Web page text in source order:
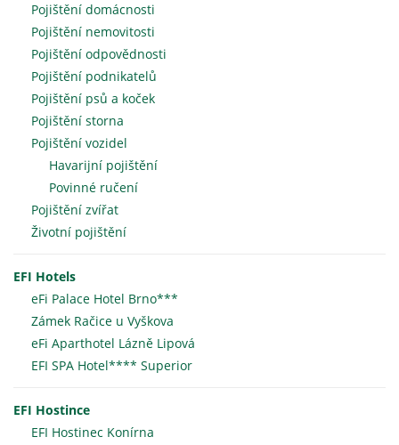
Pojištění domácnosti
Pojištění nemovitosti
Pojištění odpovědnosti
Pojištění podnikatelů
Pojištění psů a koček
Pojištění storna
Pojištění vozidel
Havarijní pojištění
Povinné ručení
Pojištění zvířat
Životní pojištění
EFI Hotels
eFi Palace Hotel Brno***
Zámek Račice u Vyškova
eFi Aparthotel Lázně Lipová
EFI SPA Hotel**** Superior
EFI Hostince
EFI Hostinec Konírna